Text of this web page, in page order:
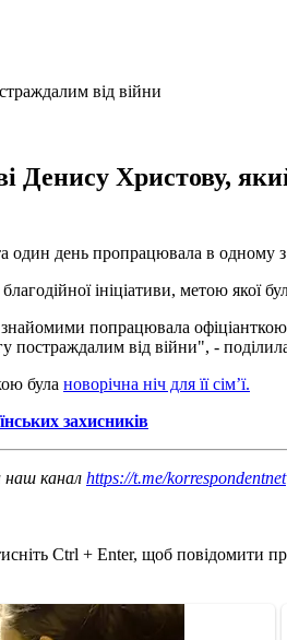
Денису Христову,
один день пропрацювала в одному
ініціативи, метою якої
попрацювала
від війни", -
була новорічна ніч для її сім’ї.
захисників
наш канал https://t.me/korrespondentnet
Ctrl + Enter, щоб повідомити